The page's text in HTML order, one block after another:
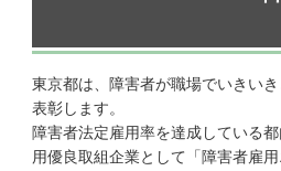
東京都は、障害者が職場でいきい
表彰します。
障害者法定雇用率を達成している
用優良取組企業として「障害者雇